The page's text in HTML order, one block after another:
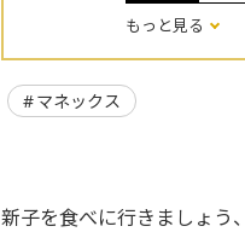
もっと見る
マネックス
新子を食べに行きましょう